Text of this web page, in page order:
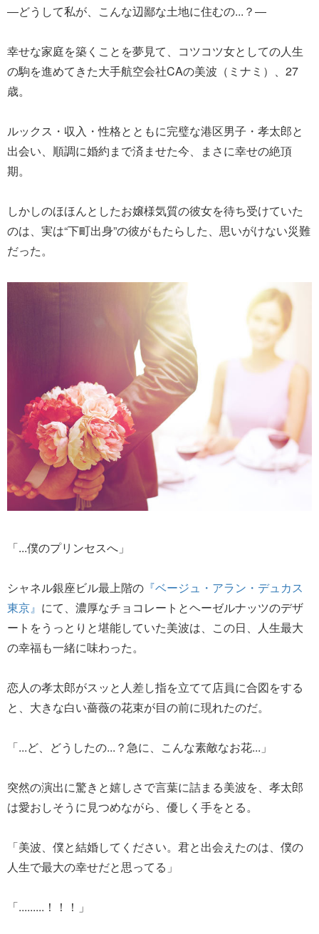
―どうして私が、こんな辺鄙な土地に住むの...？―
幸せな家庭を築くことを夢見て、コツコツ女としての人生
の駒を進めてきた大手航空会社CAの美波（ミナミ）、27
歳。
ルックス・収入・性格とともに完璧な港区男子・孝太郎と
出会い、順調に婚約まで済ませた今、まさに幸せの絶頂
期。
しかしのほほんとしたお嬢様気質の彼女を待ち受けていた
のは、実は“下町出身”の彼がもたらした、思いがけない災難
だった。
「...僕のプリンセスへ」
シャネル銀座ビル最上階の 『ベージュ・アラン・デュカス
東京』 にて、濃厚なチョコレートとヘーゼルナッツのデザ
ートをうっとりと堪能していた美波は、この日、人生最大
の幸福も一緒に味わった。
恋人の孝太郎がスッと人差し指を立てて店員に合図をする
と、大きな白い薔薇の花束が目の前に現れたのだ。
「...ど、どうしたの...？急に、こんな素敵なお花...」
突然の演出に驚きと嬉しさで言葉に詰まる美波を、孝太郎
は愛おしそうに見つめながら、優しく手をとる。
「美波、僕と結婚してください。君と出会えたのは、僕の
人生で最大の幸せだと思ってる」
「.........！！！」